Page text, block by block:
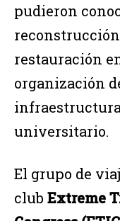
pudieron
restauración
organización
universitario.
El grupo de
club Extreme